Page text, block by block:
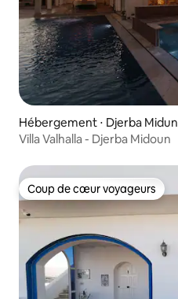
Hébergement ⋅ Djerba Midun
Villa Valhalla - Djerba Midoun
Coup de cœur voyageurs
Coup de cœur voyageurs